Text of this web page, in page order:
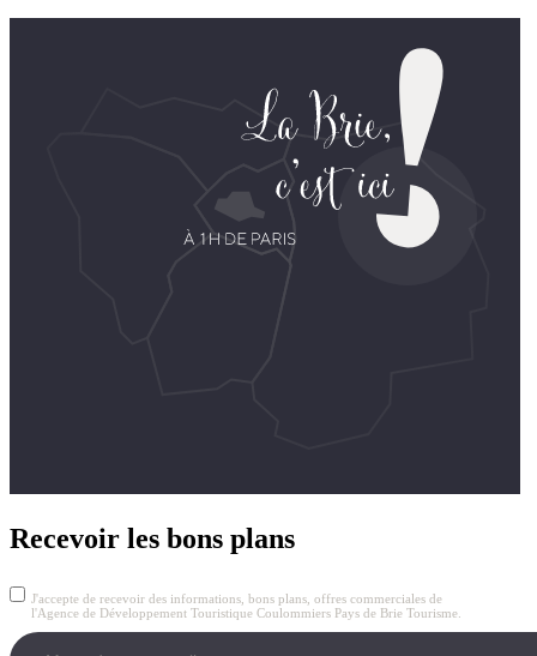
Recevoir les bons plans
J'accepte de recevoir des informations, bons plans, offres commerciales de
l'Agence de Développement Touristique Coulommiers Pays de Brie Tourisme.